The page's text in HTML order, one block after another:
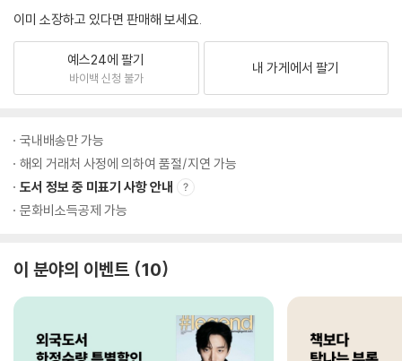
이미 소장하고 있다면 판매해 보세요.
예스24에 팔기
바이백 신청 불가
내 가게에서 팔기
국내배송만 가능
해외 거래처 사정에 의하여 품절/지연 가능
도서 정보 중 미표기 사항 안내
문화비소득공제 가능
이 분야의 이벤트 10